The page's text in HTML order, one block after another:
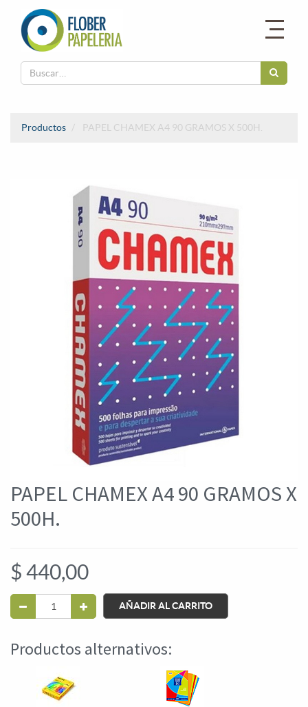
Productos PAPEL CHAMEX A4 90 GRAMOS X 500H.
PAPEL CHAMEX A4 90 GRAMOS X
500H.
$ 440,00
AÑADIR AL CARRITO
Productos alternativos: